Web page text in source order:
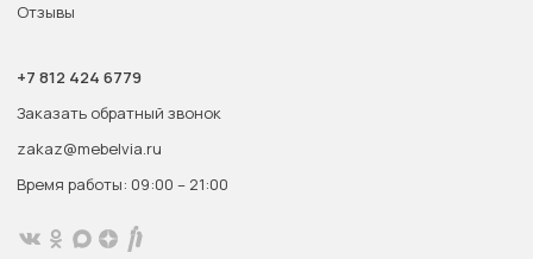
Отзывы
+7 812 424 6779
Заказать обратный звонок
zakaz@mebelvia.ru
Время работы: 09:00 – 21:00